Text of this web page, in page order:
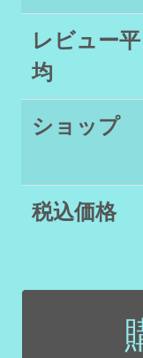
レビュー平
均
ショップ
税込価格